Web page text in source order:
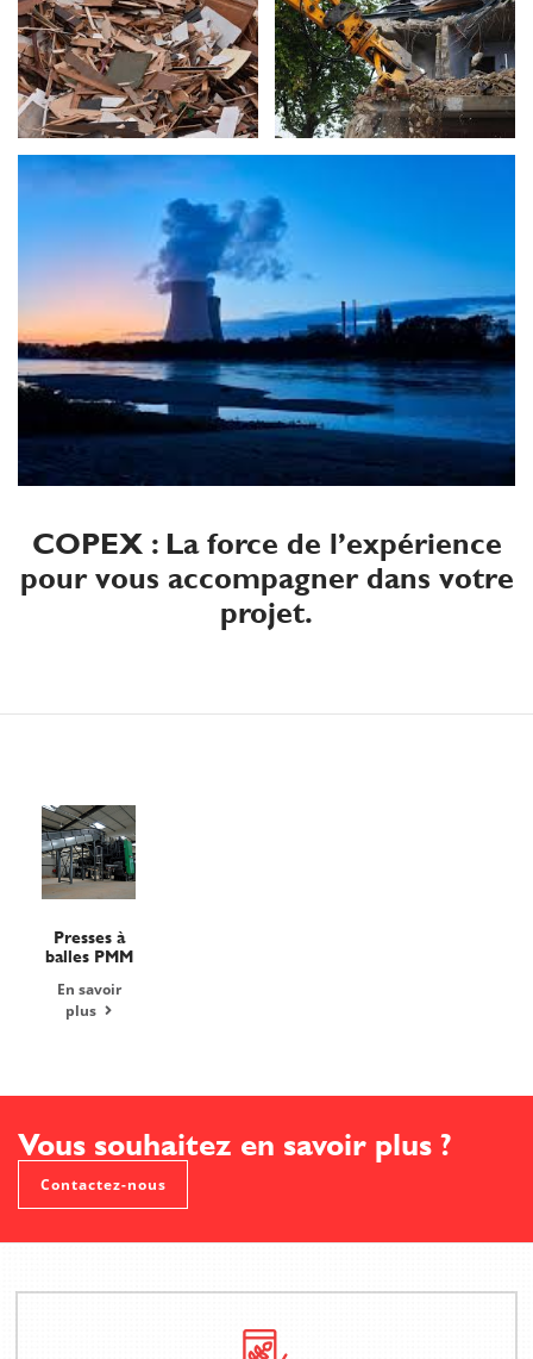
COPEX : La force de l’expérience
pour vous accompagner dans votre
projet.
Presses à
balles PMM
En savoir
plus
Vous souhaitez en savoir plus ?
Contactez-nous